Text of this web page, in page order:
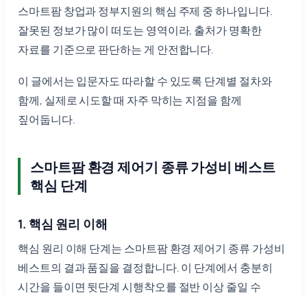
스마트팜 창업과 정부지원의 핵심 주제 중 하나입니다.
잘못된 정보가 많이 떠도는 영역이라, 출처가 명확한
자료를 기준으로 판단하는 게 안전합니다.
이 글에서는 입문자도 따라할 수 있도록 단계별 절차와
함께, 실제로 시도할 때 자주 막히는 지점을 함께
짚어둡니다.
스마트팜 환경 제어기 종류 가성비 베스트
핵심 단계
1. 핵심 원리 이해
핵심 원리 이해 단계는 스마트팜 환경 제어기 종류 가성비
베스트의 결과 품질을 결정합니다. 이 단계에서 충분히
시간을 들이면 뒷단계 시행착오를 절반 이상 줄일 수